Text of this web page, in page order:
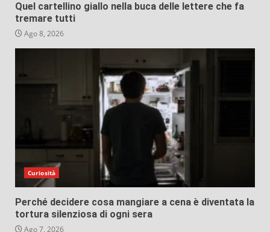
Quel cartellino giallo nella buca delle lettere che fa
tremare tutti
Ago 8, 2026
Curiosità
Perché decidere cosa mangiare a cena è diventata la
tortura silenziosa di ogni sera
Ago 7, 2026